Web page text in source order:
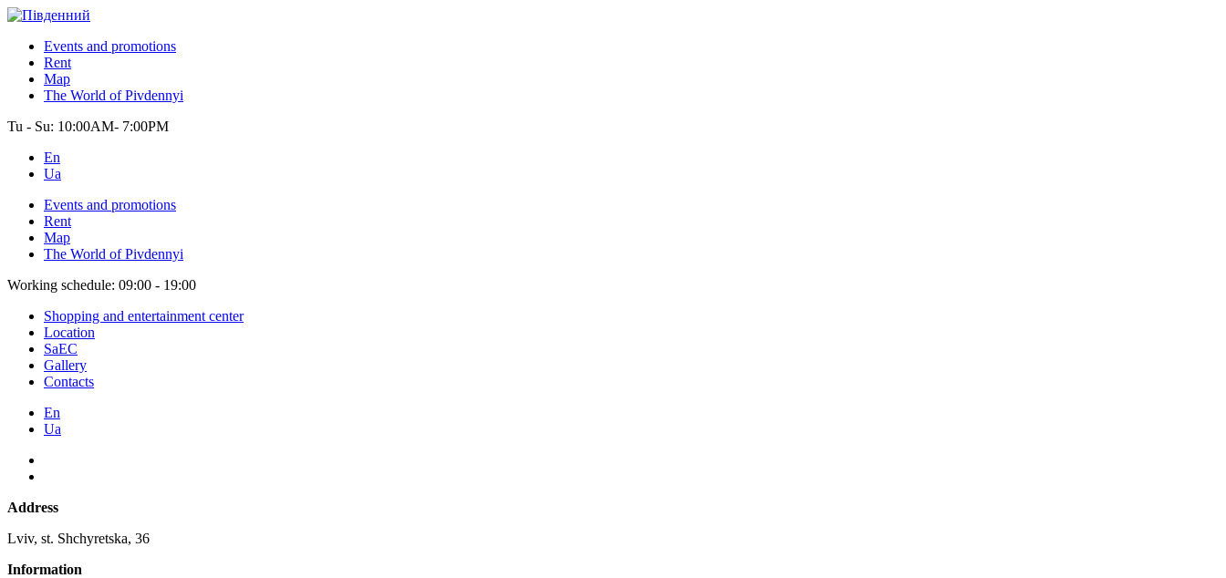
Events and promotions
Rent
Map
The World of Pivdennyi
Tu - Su: 10:00AM- 7:00PM
En
Ua
Events and promotions
Rent
Map
The World of Pivdennyi
Working schedule: 09:00 - 19:00
Shopping and entertainment center
Location
SaEC
Gallery
Contacts
En
Ua
Address
Lviv, st. Shchyretska, 36
Information